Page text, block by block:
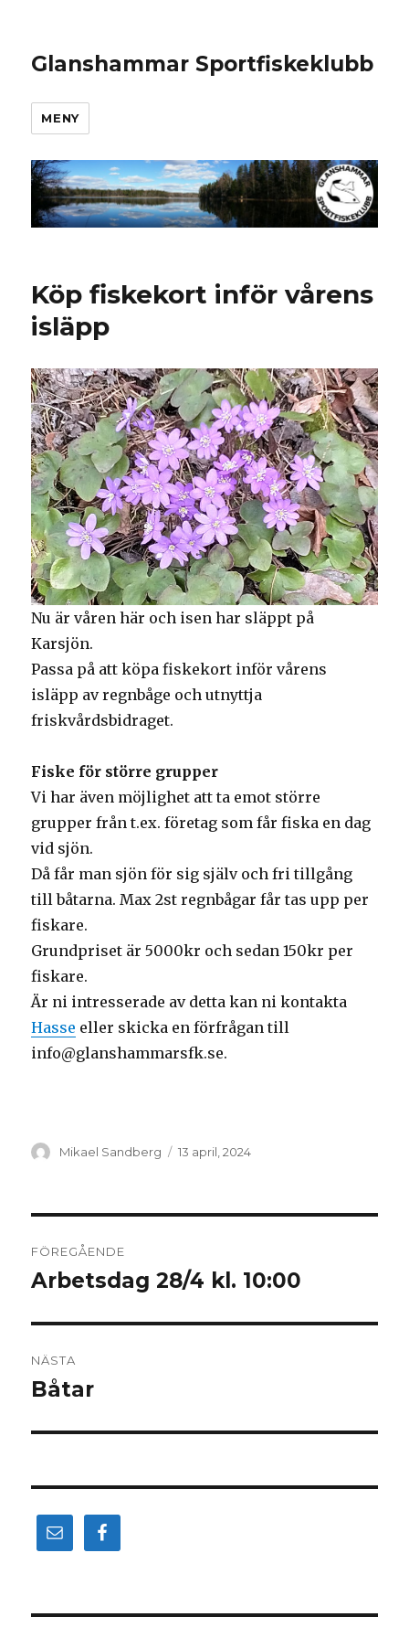
Glanshammar Sportfiskeklubb
MENY
Köp fiskekort inför vårens
isläpp
Nu är våren här och isen har släppt på
Karsjön.
Passa på att köpa fiskekort inför vårens
isläpp av regnbåge och utnyttja
friskvårdsbidraget.
Fiske för större grupper
Vi har även möjlighet att ta emot större
grupper från t.ex. företag som får fiska en dag
vid sjön.
Då får man sjön för sig själv och fri tillgång
till båtarna. Max 2st regnbågar får tas upp per
fiskare.
Grundpriset är 5000kr och sedan 150kr per
fiskare.
Är ni intresserade av detta kan ni kontakta
Hasse eller skicka en förfrågan till
info@glanshammarsfk.se.
Författare
Mikael Sandberg Postat
13 april, 2024
FÖREGÅENDE
Föregående
Arbetsdag 28/4 kl. 10:00
NÄSTA
Nästa
Båtar